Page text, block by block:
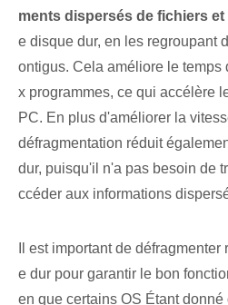
ments dispersés de fichiers
e disque dur, en les regroupant
ontigus. Cela améliore le temps
x programmes, ce qui accélère
PC. En plus d'améliorer la
défragmentation réduit
dur, puisqu'il n'a pas besoin de
ccéder aux informations
Il est important de
e dur pour garantir le bon
en que certains OS Étant